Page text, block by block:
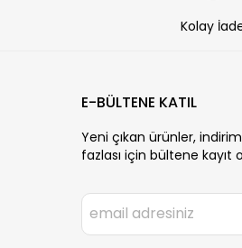
Kolay
E-BÜLTENE KATIL
Yeni çıkan ürünler,
fazlası için bültene kayıt